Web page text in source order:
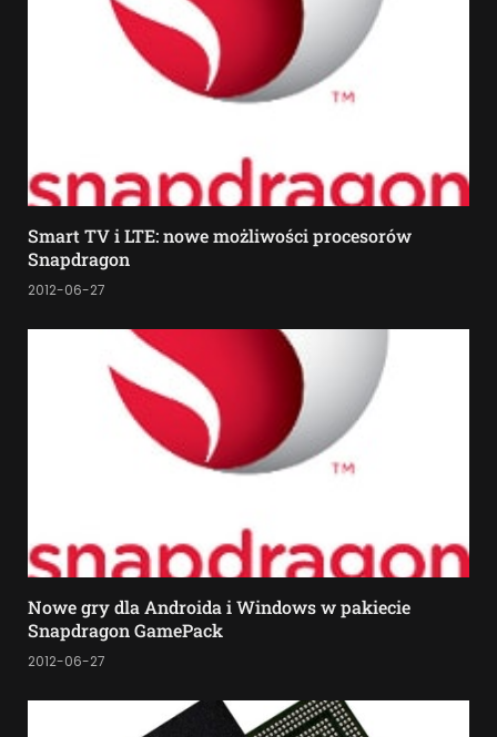
Smart TV i LTE: nowe możliwości procesorów
Snapdragon
2012-06-27
Nowe gry dla Androida i Windows w pakiecie
Snapdragon GamePack
2012-06-27